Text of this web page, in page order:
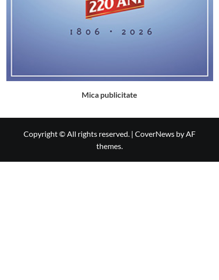
Mica publicitate
Copyright © All rights reserved. | CoverNews by AF
themes.